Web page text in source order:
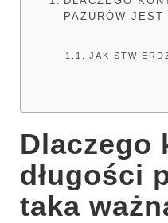
PAZURÓW
JAK
Dlaczego
długości
taka